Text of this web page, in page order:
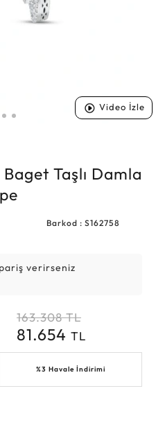
Video İzle
Taşlı Damla
Barkod : S162758
verirseniz
163.308 TL
81.654 TL
%3 Havale İndirimi